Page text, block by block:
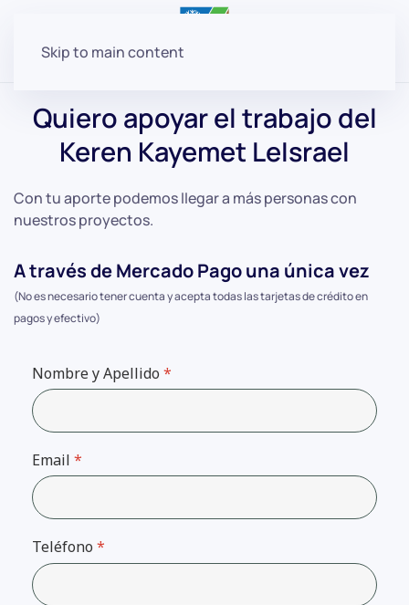
Skip to main content
Quiero apoyar el trabajo del
Keren Kayemet LeIsrael
Con tu aporte podemos llegar a más personas con
nuestros proyectos.
A través de Mercado Pago una única vez
(No es necesario tener cuenta y acepta todas las tarjetas de crédito en
pagos y efectivo)
Nombre y Apellido *
Email *
Teléfono *